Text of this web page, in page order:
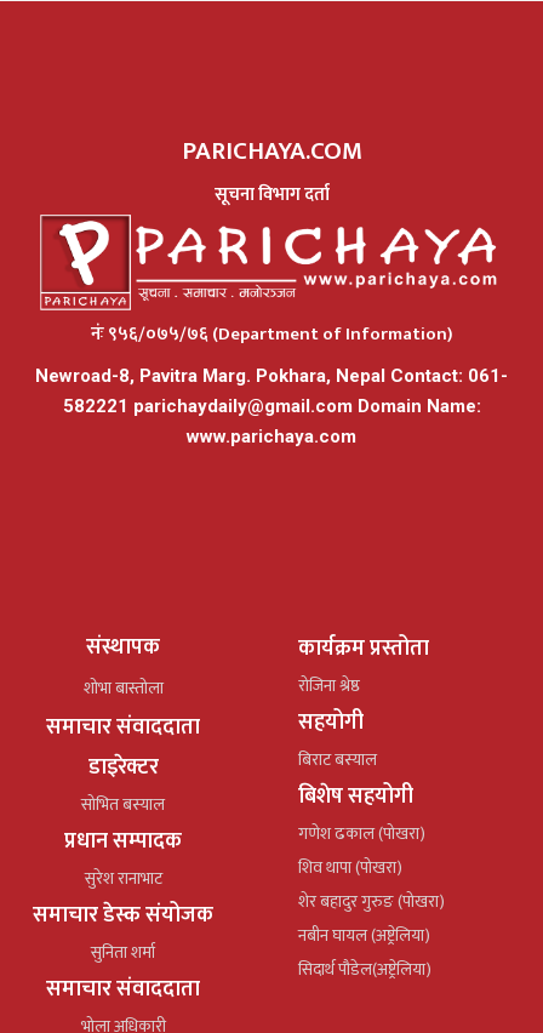
PARICHAYA.COM
सूचना विभाग दर्ता
नंः ९५६/०७५/७६ (Department of Information)
Newroad-8, Pavitra Marg. Pokhara, Nepal Contact: 061-
582221 parichaydaily@gmail.comDomain Name:
www.parichaya.com
संस्थापक
शोभा बास्तोला
समाचार संवाददाता
डाइरेक्टर
सोभित बस्याल
प्रधान सम्पादक
सुरेश रानाभाट
समाचार डेस्क संयोजक
सुनिता शर्मा
समाचार संवाददाता
भोला अधिकारी
कार्यक्रम प्रस्तोता
रोजिना श्रेष्ठ
सहयोगी
बिराट बस्याल
बिशेष सहयोगी
गणेश ढकाल (पोखरा)
शिव थापा (पोखरा)
शेर बहादुर गुरुङ (पोखरा)
नबीन घायल (अष्ट्रेलिया)
सिदार्थ पौडेल(अष्ट्रेलिया)